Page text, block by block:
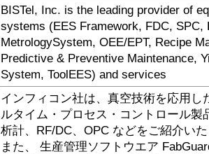
BISTel, Inc. is the leading provider of
systems (EES Framework, FDC, SPC,
MetrologySystem, OEE/EPT, Recipe
Predictive & Preventive Maintenance,
System, ToolEES) and services
インフィコン社は、真空技術を応用し
ルタイム・プロセス・コントロール製
析計、RF/DC、OPC などをご紹介い
また、 生産管理ソフトウエア